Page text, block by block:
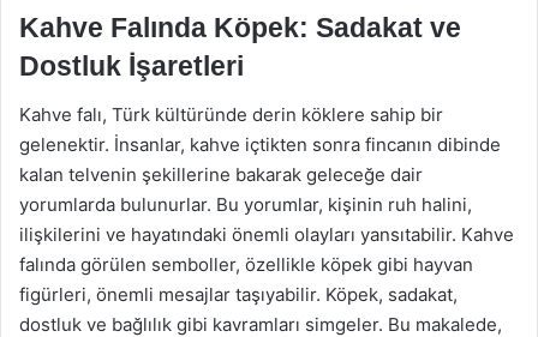
Kahve Falında Köpek: Sadakat ve
Dostluk İşaretleri
Kahve falı, Türk kültüründe derin köklere sahip bir
gelenektir. İnsanlar, kahve içtikten sonra fincanın dibinde
kalan telvenin şekillerine bakarak geleceğe dair
yorumlarda bulunurlar. Bu yorumlar, kişinin ruh halini,
ilişkilerini ve hayatındaki önemli olayları yansıtabilir. Kahve
falında görülen semboller, özellikle köpek gibi hayvan
figürleri, önemli mesajlar taşıyabilir. Köpek, sadakat,
dostluk ve bağlılık gibi kavramları simgeler. Bu makalede,